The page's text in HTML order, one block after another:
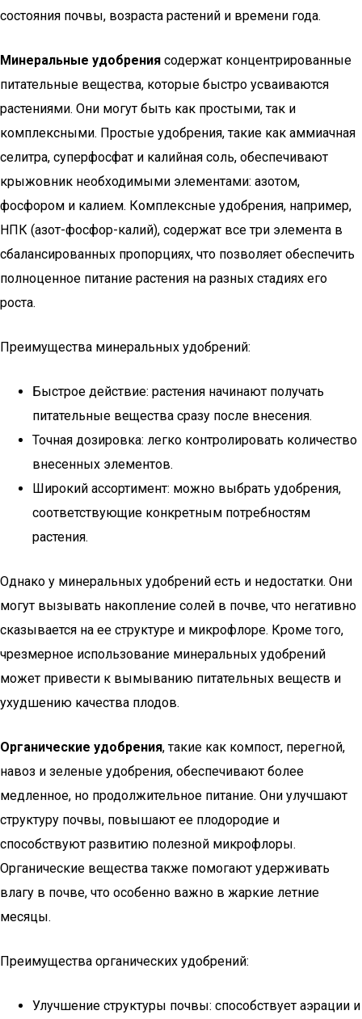
состояния почвы, возраста растений и времени года.
Минеральные удобрения содержат концентрированные
питательные вещества, которые быстро усваиваются
растениями. Они могут быть как простыми, так и
комплексными. Простые удобрения, такие как аммиачная
селитра, суперфосфат и калийная соль, обеспечивают
крыжовник необходимыми элементами: азотом,
фосфором и калием. Комплексные удобрения, например,
НПК (азот-фосфор-калий), содержат все три элемента в
сбалансированных пропорциях, что позволяет обеспечить
полноценное питание растения на разных стадиях его
роста.
Преимущества минеральных удобрений:
Быстрое действие: растения начинают получать
питательные вещества сразу после внесения.
Точная дозировка: легко контролировать количество
внесенных элементов.
Широкий ассортимент: можно выбрать удобрения,
соответствующие конкретным потребностям
растения.
Однако у минеральных удобрений есть и недостатки. Они
могут вызывать накопление солей в почве, что негативно
сказывается на ее структуре и микрофлоре. Кроме того,
чрезмерное использование минеральных удобрений
может привести к вымыванию питательных веществ и
ухудшению качества плодов.
Органические удобрения, такие как компост, перегной,
навоз и зеленые удобрения, обеспечивают более
медленное, но продолжительное питание. Они улучшают
структуру почвы, повышают ее плодородие и
способствуют развитию полезной микрофлоры.
Органические вещества также помогают удерживать
влагу в почве, что особенно важно в жаркие летние
месяцы.
Преимущества органических удобрений:
Улучшение структуры почвы: способствует аэрации и